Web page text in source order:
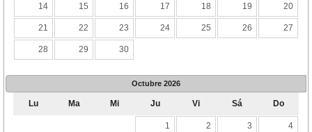
14 15 16 17 18 19 20
21 22 23 24 25 26 27
28 29 30
Octubre 2026
Lu Ma Mi Ju Vi Sá Do
1 2 3 4